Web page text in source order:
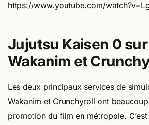
https://www.youtube.com/
Jujutsu Kaisen 0 sur
Wakanim et
Les deux principaux services de
Wakanim et Crunchyroll ont
promotion du film en métropole.